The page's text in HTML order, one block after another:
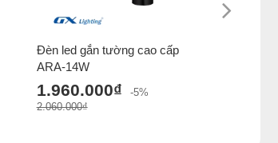
Đèn led gắn tường cao cấp
ARA-14W
1.960.000₫
-5%
2.060.000₫